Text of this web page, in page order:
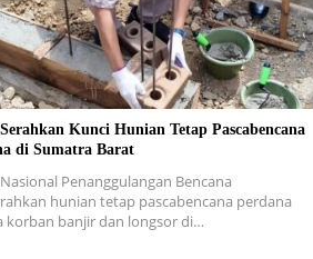
Kunci Hunian Tetap Pascabencana
di Sumatra Barat
Penanggulangan Bencana
hunian tetap pascabencana perdana
korban banjir dan longsor di…